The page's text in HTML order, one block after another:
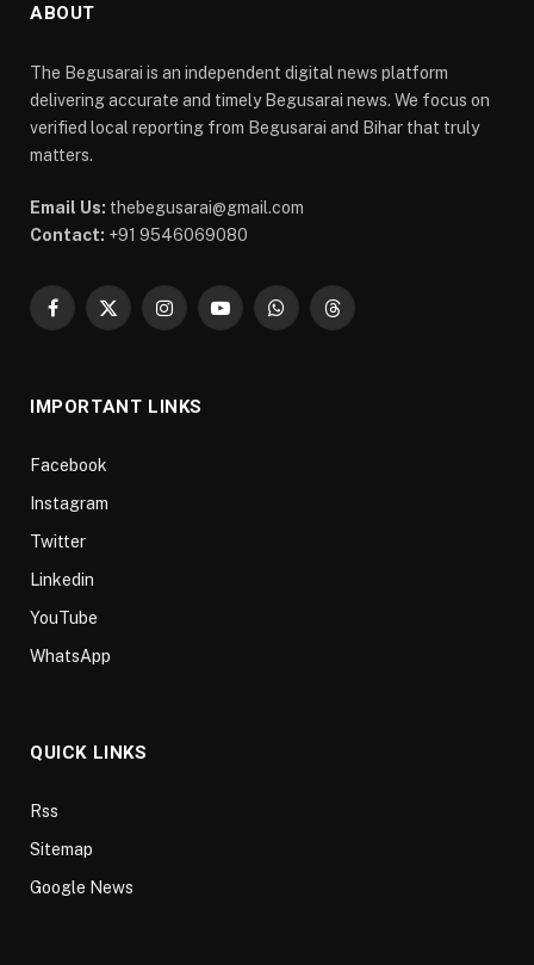
ABOUT
The Begusarai is an independent digital news platform
delivering accurate and timely Begusarai news. We focus on
verified local reporting from Begusarai and Bihar that truly
matters.
Email Us: thebegusarai@gmail.com
Contact: +91 9546069080
Facebook
X
InstagramYouTubeWhatsAppThreads
IMPORTANT LINKS
Facebook
Instagram
Twitter
Linkedin
YouTube
WhatsApp
QUICK LINKS
Rss
Sitemap
Google News